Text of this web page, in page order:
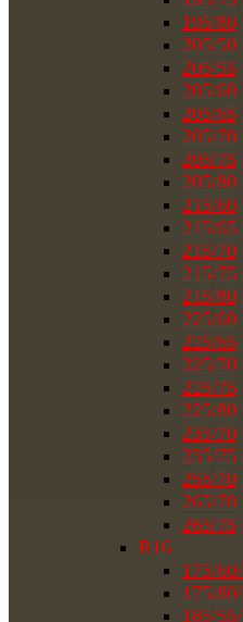
195/80
205/50
205/55
205/60
205/65
205/70
205/75
205/80
215/60
215/65
215/70
215/75
215/80
225/60
225/65
225/70
225/75
225/80
235/70
235/75
255/70
265/70
265/75
R16
175/
175/
185/